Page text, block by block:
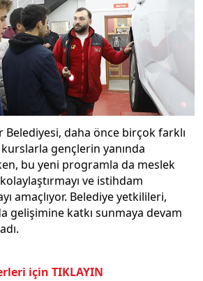
Belediyesi, daha önce birçok farklı
gençlerin yanında
bu yeni programla da meslek
ve istihdam
amaçlıyor. Belediye yetkilileri,
gelişimine katkı sunmaya devam
için TIKLAYIN